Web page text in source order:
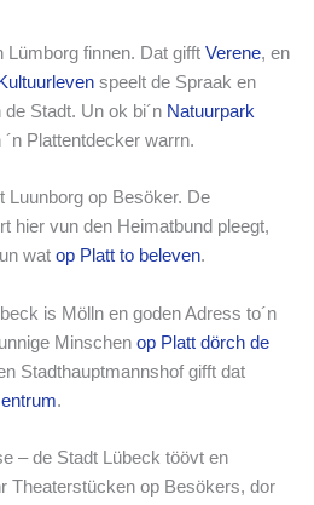
Lümborg finnen. Dat gifft Verene, en
Kultuurleven speelt de Spraak en
de Stadt. Un ok bi´n Natuurpark
´n Plattentdecker warrn.
Luunborg op Besöker. De
hier vun den Heimatbund pleegt,
un wat op Platt to beleven.
is Mölln en goden Adress to´n
Minschen op Platt dörch de
Stadthauptmannshof gifft dat
.
– de Stadt Lübeck töövt en
Theaterstücken op Besökers, dor